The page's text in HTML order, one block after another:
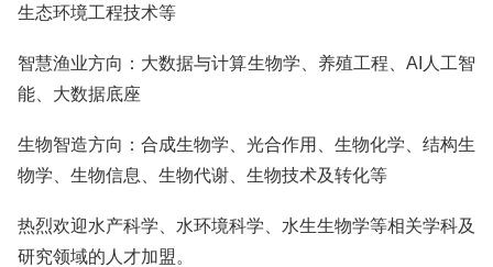
生态环境工程技术等
智慧渔业方向：大数据与计算生物学、养殖工程、AI人工智
能、大数据底座
生物智造方向：合成生物学、光合作用、生物化学、结构生
物学、生物信息、生物代谢、生物技术及转化等
热烈欢迎水产科学、水环境科学、水生生物学等相关学科及
研究领域的人才加盟。